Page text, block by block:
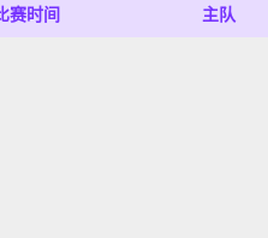
赛时间 主队